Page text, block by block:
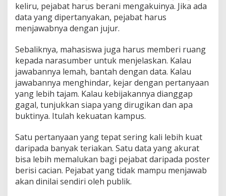
keliru, pejabat harus berani mengakuinya. Jika ada
data yang dipertanyakan, pejabat harus
menjawabnya dengan jujur.
Sebaliknya, mahasiswa juga harus memberi ruang
kepada narasumber untuk menjelaskan. Kalau
jawabannya lemah, bantah dengan data. Kalau
jawabannya menghindar, kejar dengan pertanyaan
yang lebih tajam. Kalau kebijakannya dianggap
gagal, tunjukkan siapa yang dirugikan dan apa
buktinya. Itulah kekuatan kampus.
Satu pertanyaan yang tepat sering kali lebih kuat
daripada banyak teriakan. Satu data yang akurat
bisa lebih memalukan bagi pejabat daripada poster
berisi cacian. Pejabat yang tidak mampu menjawab
akan dinilai sendiri oleh publik.